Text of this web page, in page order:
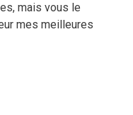
mais vous le
mes meilleures